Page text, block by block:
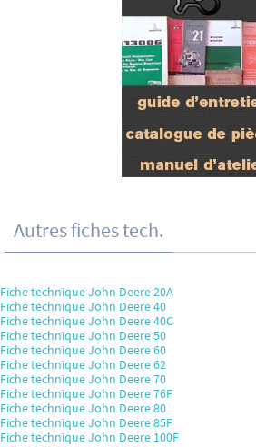
Autres fiches tech.
Fiche technique John Deere 20A
Fiche technique John Deere 40
Fiche technique John Deere 40C
Fiche technique John Deere 50
Fiche technique John Deere 60
Fiche technique John Deere 62
Fiche technique John Deere 70
Fiche technique John Deere 76F
Fiche technique John Deere 80
Fiche technique John Deere 85F
Fiche technique John Deere 100F